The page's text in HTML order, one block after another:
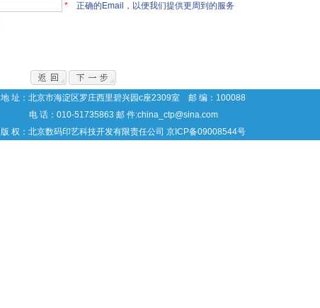
* 正确的Email，以便我们提供更周到的服务
地 址：北京市海淀区罗庄西里碧兴园c座2309室 邮 编：100088
电 话：010-51735863 邮 件:china_ctp@sina.com
版 权：北京数码印艺科技开发有限责任公司 京ICP备09008544号